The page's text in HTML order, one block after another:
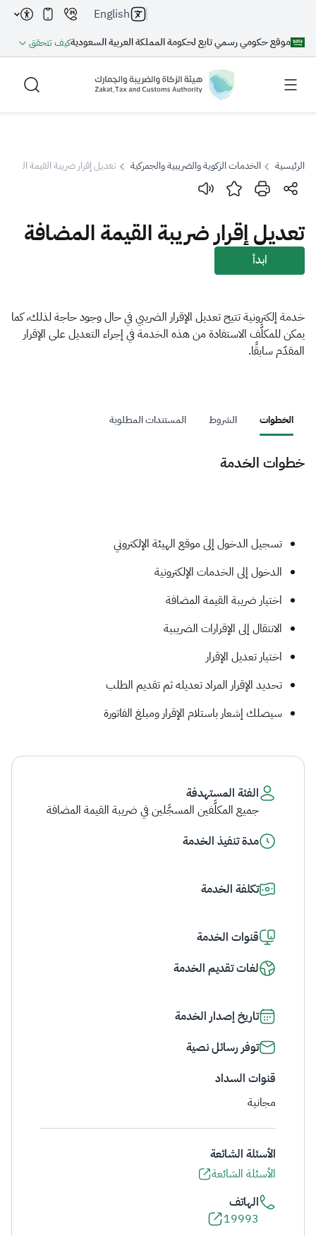
موقع حكومي رسمي تابع لحكومة المملكة العربية السعوديةكيف تتحقق
English
بحث
بحث بحث AI
الزكاة الجمارك
ضريبة القيمة المضافة
الإقرار الضريبي
التصرفات العقارية
الرئيسية الخدمات الزكوية والضريبية والجمركية تعديل إقرار ضريبة القيمة
تعديل إقرار ضريبة القيمة المضافة
ابدأ
خدمة إلكترونية تتيح تعديل الإقرار الضريبي في حال وجود حاجة لذلك، كما
يمكن للمكلَّف الاستفادة من هذه الخدمة في إجراء التعديل على الإقرار
المقدّم سابقًا.
الخطوات الشروط المستندات المطلوبة
خطوات الخدمة
​تسجيل الدخول إلى موقع الهيئة الإلكتروني
الدخول إلى الخدمات الإلكترونية
اختيار ضريبة القيمة المضافة
الانتقال إلى الإقرارات الضريبية
اختيار تعديل الإقرار
تحديد الإقرار المراد تعديله ثم تقديم الطلب
سيصلك إشعار باستلام الإقرار ومبلغ الفاتورة​
الفئة المستهدفة
جميع المكلَّفين المسجَّلين في ضريبة القيمة المضافة
مدة تنفيذ الخدمة
تكلفة الخدمة
قنوات الخدمة
لغات تقديم الخدمة
تاريخ إصدار الخدمة
توفر رسائل نصية
قنوات السداد
مجانية
الأسئلة الشائعة
الأسئلة الشائعة
الهاتف
19993